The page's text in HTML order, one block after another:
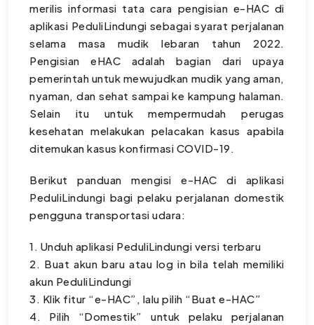
merilis informasi tata cara pengisian e-HAC di
aplikasi PeduliLindungi sebagai syarat perjalanan
selama masa mudik lebaran tahun 2022.
Pengisian eHAC adalah bagian dari upaya
pemerintah untuk mewujudkan mudik yang aman,
nyaman, dan sehat sampai ke kampung halaman.
Selain itu untuk mempermudah perugas
kesehatan melakukan pelacakan kasus apabila
ditemukan kasus konfirmasi COVID-19.
Berikut panduan mengisi e-HAC di aplikasi
PeduliLindungi bagi pelaku perjalanan domestik
pengguna transportasi udara:
1. Unduh aplikasi PeduliLindungi versi terbaru
2. Buat akun baru atau log in bila telah memiliki
akun PeduliLindungi
3. Klik fitur “e-HAC”, lalu pilih “Buat e-HAC”
4. Pilih “Domestik” untuk pelaku perjalanan